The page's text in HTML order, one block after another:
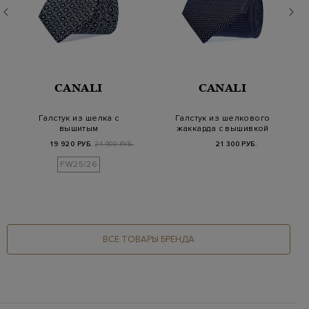
CANALI
Галстук из шелка с
вышитым
жаккардовым узором
19 920 РУБ. 24 900 РУБ.
FW25/26
CANALI
Галстук из шелкового
жаккарда с вышивкой
в 3D-технике
21 300 РУБ.
ВСЕ ТОВАРЫ БРЕНДА